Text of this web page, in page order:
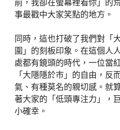
前，我卻在螢幕裡看你」的
事最戳中大家笑點的地方。
同時，這也打破了我們對「
圍」的刻板印象。在這個人
處都有鏡頭的時代，一位當
「大隱隱於市」的自由，反
氣、有種莫名的親切感。就
著大家的「低頭專注力」，
小確幸。